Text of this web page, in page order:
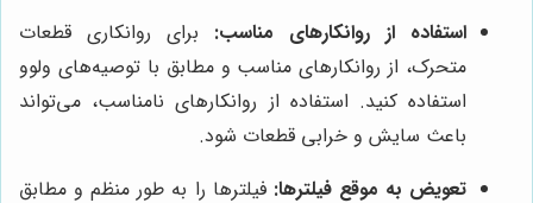
استفاده از روانکارهای مناسب: برای روانکاری قطعات
متحرک، از روانکارهای مناسب و مطابق با توصیه‌های ولوو
استفاده کنید. استفاده از روانکارهای نامناسب، می‌تواند
باعث سایش و خرابی قطعات شود.
تعویض به موقع فیلترها: فیلترها را به طور منظم و مطابق